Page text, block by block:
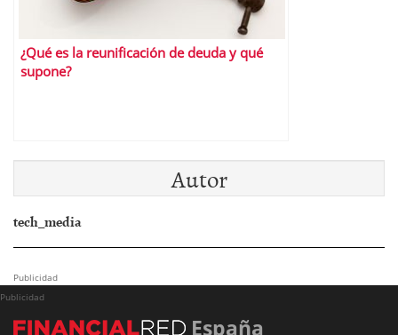
¿Qué es la reunificación de deuda y qué
supone?
Autor
tech_media
Publicidad
Publicidad
España